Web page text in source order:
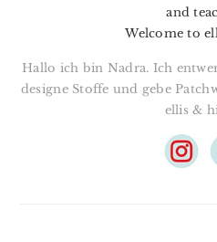
and
Welcome to
Hallo ich bin Nadra. Ich
designe Stoffe und gebe
ellis &